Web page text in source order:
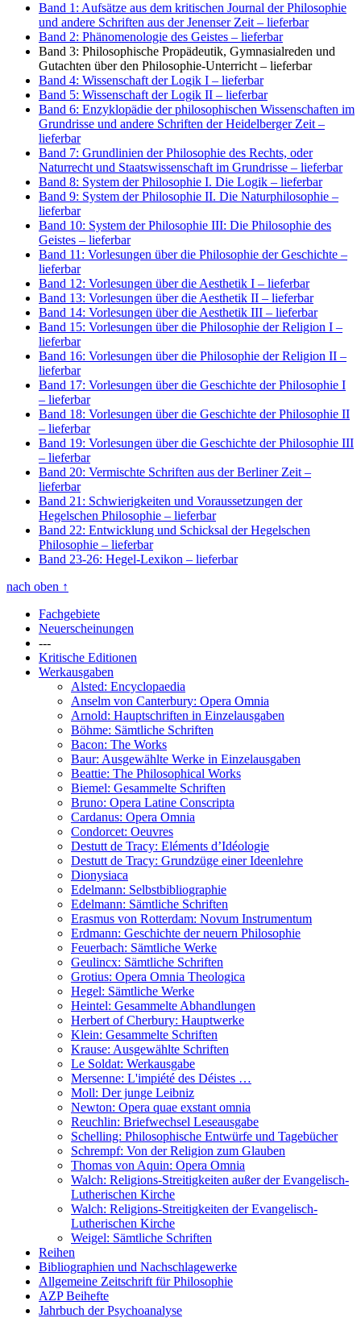
Band 1: Aufsätze aus dem kritischen Journal der Philosophie
und andere Schriften aus der Jenenser Zeit – lieferbar
Band 2: Phänomenologie des Geistes – lieferbar
Band 3: Philosophische Propädeutik, Gymnasialreden und
Gutachten über den Philosophie-Unterricht – lieferbar
Band 4: Wissenschaft der Logik I – lieferbar
Band 5: Wissenschaft der Logik II – lieferbar
Band 6: Enzyklopädie der philosophischen Wissenschaften im
Grundrisse und andere Schriften der Heidelberger Zeit –
lieferbar
Band 7: Grundlinien der Philosophie des Rechts, oder
Naturrecht und Staatswissenschaft im Grundrisse – lieferbar
Band 8: System der Philosophie I. Die Logik – lieferbar
Band 9: System der Philosophie II. Die Naturphilosophie –
lieferbar
Band 10: System der Philosophie III: Die Philosophie des
Geistes – lieferbar
Band 11: Vorlesungen über die Philosophie der Geschichte –
lieferbar
Band 12: Vorlesungen über die Aesthetik I – lieferbar
Band 13: Vorlesungen über die Aesthetik II – lieferbar
Band 14: Vorlesungen über die Aesthetik III – lieferbar
Band 15: Vorlesungen über die Philosophie der Religion I –
lieferbar
Band 16: Vorlesungen über die Philosophie der Religion II –
lieferbar
Band 17: Vorlesungen über die Geschichte der Philosophie I
– lieferbar
Band 18: Vorlesungen über die Geschichte der Philosophie II
– lieferbar
Band 19: Vorlesungen über die Geschichte der Philosophie III
– lieferbar
Band 20: Vermischte Schriften aus der Berliner Zeit –
lieferbar
Band 21: Schwierigkeiten und Voraussetzungen der
Hegelschen Philosophie – lieferbar
Band 22: Entwicklung und Schicksal der Hegelschen
Philosophie – lieferbar
Band 23-26: Hegel-Lexikon – lieferbar
nach oben ↑
Fachgebiete
Neuerscheinungen
---
Kritische Editionen
Werkausgaben
Alsted: Encyclopaedia
Anselm von Canterbury: Opera Omnia
Arnold: Hauptschriften in Einzelausgaben
Böhme: Sämtliche Schriften
Bacon: The Works
Baur: Ausgewählte Werke in Einzelausgaben
Beattie: The Philosophical Works
Biemel: Gesammelte Schriften
Bruno: Opera Latine Conscripta
Cardanus: Opera Omnia
Condorcet: Oeuvres
Destutt de Tracy: Eléments d’Idéologie
Destutt de Tracy: Grundzüge einer Ideenlehre
Dionysiaca
Edelmann: Selbstbibliographie
Edelmann: Sämtliche Schriften
Erasmus von Rotterdam: Novum Instrumentum
Erdmann: Geschichte der neuern Philosophie
Feuerbach: Sämtliche Werke
Geulincx: Sämtliche Schriften
Grotius: Opera Omnia Theologica
Hegel: Sämtliche Werke
Heintel: Gesammelte Abhandlungen
Herbert of Cherbury: Hauptwerke
Klein: Gesammelte Schriften
Krause: Ausgewählte Schriften
Le Soldat: Werkausgabe
Mersenne: L'impiété des Déistes …
Moll: Der junge Leibniz
Newton: Opera quae exstant omnia
Reuchlin: Briefwechsel Leseausgabe
Schelling: Philosophische Entwürfe und Tagebücher
Schrempf: Von der Religion zum Glauben
Thomas von Aquin: Opera Omnia
Walch: Religions-Streitigkeiten außer der Evangelisch-
Lutherischen Kirche
Walch: Religions-Streitigkeiten der Evangelisch-
Lutherischen Kirche
Weigel: Sämtliche Schriften
Reihen
Bibliographien und Nachschlagewerke
Allgemeine Zeitschrift für Philosophie
AZP Beihefte
Jahrbuch der Psychoanalyse